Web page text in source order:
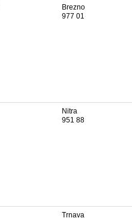
Brezno
977 01
Nitra
951 88
Trnava